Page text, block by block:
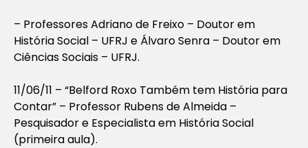
– Professores Adriano de Freixo – Doutor em
História Social – UFRJ e Álvaro Senra – Doutor em
Ciências Sociais – UFRJ.
11/06/11 – “Belford Roxo Também tem História para
Contar” – Professor Rubens de Almeida –
Pesquisador e Especialista em História Social
(primeira aula).